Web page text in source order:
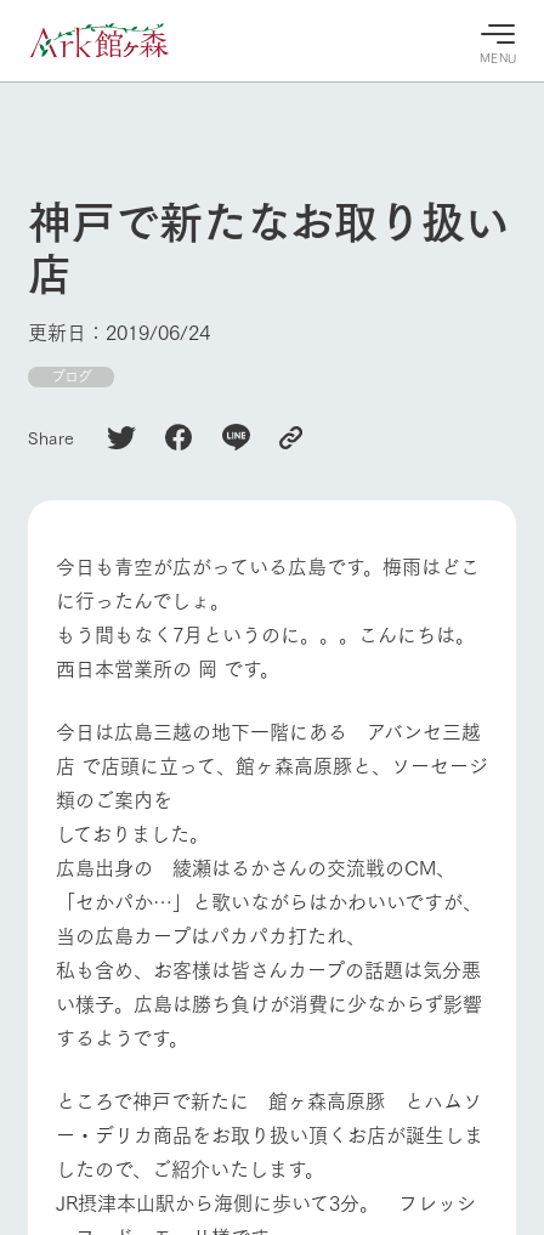
MENU
牧場へ行
く
営業時
間・料金
交通アク
よくいた
だく質問
団体のお
客様へ
ペットを
お連れの
お問い合
わせ・資
料請求
よく見られている情報
案内
ガーデンの開花
状況などを毎日
ント・フェアの
情報やスケジュ
フラワー
ガーデン
花のある美しい
季節の移り変わ
りを存分に味わ
う
れあう
触れて、感じ
森の雄大な自然
なかで動物とふ
れあう
ビティ／
体験
ど、楽しみなが
ら学べる様々な
アクティビティ
レストラ
ン
牧場の生産品を
知り尽くした料
理人が腕を振
い、ビュッフェ
スタイルで提供
／お買い
物
丹精込めて育て
た生産品をはじ
め、牧場産の逸
品を取り揃えた
店舗
牧場マップのダ
牧場内を巡る周
遊バスのご案内
ホーム
Ark館ヶ森について
牧場に行く
ArkFarm Wedding
ブログ
お問い合わせ・資料請求
生産品カタログ・資料DL
English (Google Translate)
ネットショップ
個人情報取扱いについて
牧場トップ 今日の牧場 牧場の楽しみ方
動物とふれあう
牧場マップを見る 周遊バス
営業時間・料金 交通アクセス
よくあるご質問
ペットをお連れの
お客様へ お問い合わせ
神戸で新たなお取り扱い
店
更新日：2019/06/24
ブログ
Share
今日も青空が広がっている広島です。梅雨はどこ
に行ったんでしょ。
もう間もなく7月というのに。。。こんにちは。
西日本営業所の 岡 です。
今日は広島三越の地下一階にある アバンセ三越
店 で店頭に立って、館ヶ森高原豚と、ソーセージ
類のご案内を
しておりました。
広島出身の 綾瀬はるかさんの交流戦のCM、
「セかパか…」と歌いながらはかわいいですが、
当の広島カープはパカパカ打たれ、
私も含め、お客様は皆さんカープの話題は気分悪
い様子。広島は勝ち負けが消費に少なからず影響
するようです。
ところで神戸で新たに 館ヶ森高原豚 とハムソ
ー・デリカ商品をお取り扱い頂くお店が誕生しま
したので、ご紹介いたします。
JR摂津本山駅から海側に歩いて3分。 フレッシ